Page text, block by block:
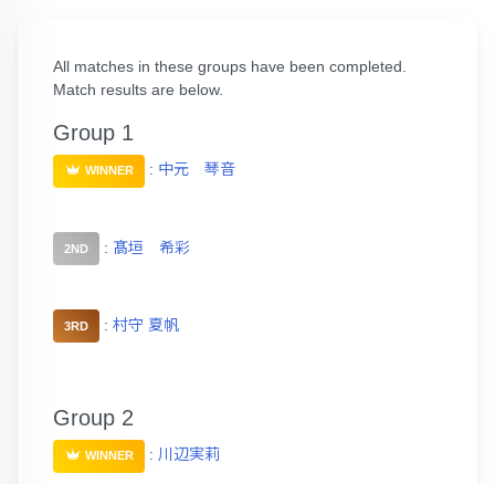
All matches in these groups have been completed.
Match results are below.
Group 1
WINNER : 中元 琴音
2ND : 髙垣 希彩
3RD : 村守 夏帆
Group 2
WINNER : 川辺実莉